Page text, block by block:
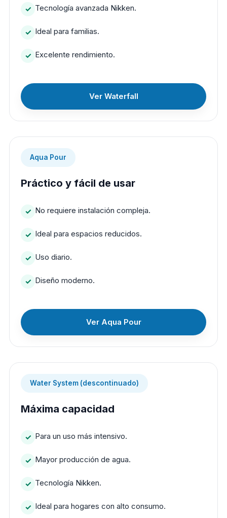
Tecnología avanzada Nikken.
Ideal para familias.
Excelente rendimiento.
Ver Waterfall
Aqua Pour
Práctico y fácil de usar
No requiere instalación compleja.
Ideal para espacios reducidos.
Uso diario.
Diseño moderno.
Ver Aqua Pour
Water System (descontinuado)
Máxima capacidad
Para un uso más intensivo.
Mayor producción de agua.
Tecnología Nikken.
Ideal para hogares con alto consumo.